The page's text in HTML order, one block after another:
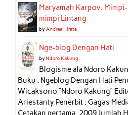
Maryamah Karpov: Mimpi-
mimpi Lintang
byAndrea Hirata
Nge-blog Dengan Hati
byNdoro Kakung
Blogisme ala Ndoro
Buku : Ngeblog Dengan Hati
Wicaksono “Ndoro Kakung”
Ariestanty Penerbit : Gagas
Cetakan pertama, 2009 Jumlah